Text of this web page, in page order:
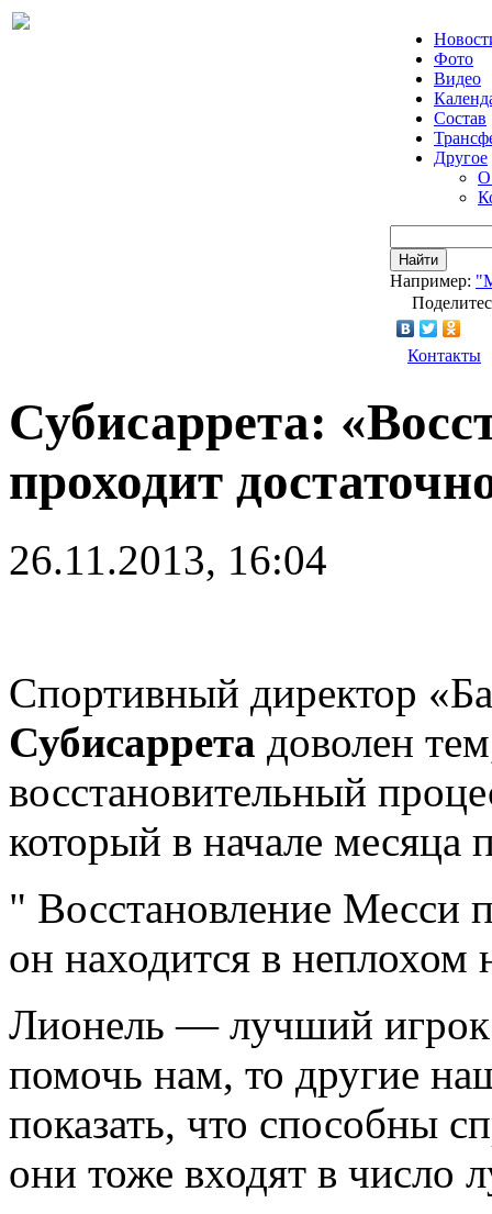
Фото
Видео
Состав
Другое
О
Найти
Например:
Контакты
Субисаррета:
проходит
26.11.2013, 16:04
Спортивный директор
Субисаррета доволен
восстановительный
который в начале
" Восстановление Месси
он находится в неплохом
Лионель — лучший игрок
помочь нам, то другие
показать, что способны
они тоже входят в число